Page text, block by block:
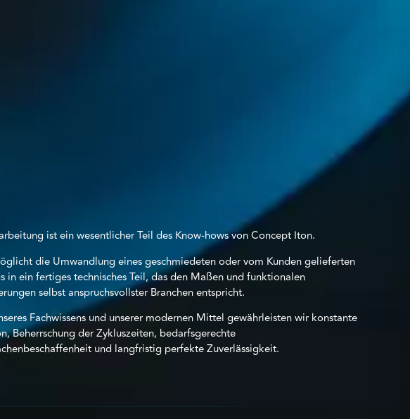
ist ein wesentlicher Teil des Know-hows von Concept Iton.
die Umwandlung eines geschmiedeten oder vom Kunden gelieferten
in ein fertiges technisches Teil, das den Maßen und funktionalen
selbst anspruchsvollster Branchen entspricht.
Fachwissens und unserer modernen Mittel gewährleisten wir konstante
Beherrschung der Zykluszeiten, bedarfsgerechte
und langfristig perfekte Zuverlässigkeit.